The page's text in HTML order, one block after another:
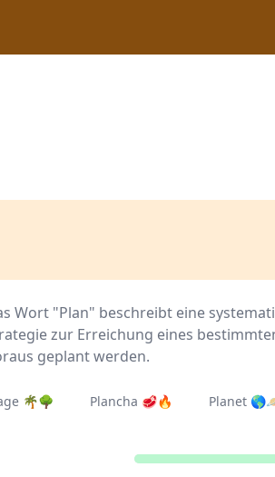
Wort "Plan" beschreibt eine
zur Erreichung eines
geplant werden.
🌴🌳 Plancha 🥩🔥 Planet